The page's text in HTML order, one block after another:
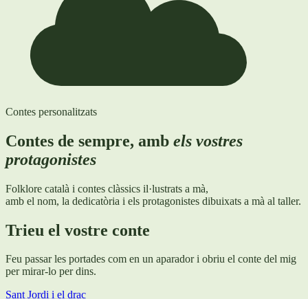
Contes personalitzats
Contes de sempre, amb els vostres
protagonistes
Folklore català i contes clàssics il·lustrats a mà,
amb el nom, la dedicatòria i els protagonistes dibuixats a mà al taller.
Trieu el vostre conte
Feu passar les portades com en un aparador i obriu el conte del mig
per mirar-lo per dins.
Sant Jordi i el drac